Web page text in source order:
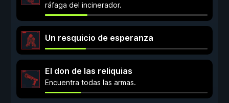
ráfaga del incinerador.
Un resquicio de esperanza
El don de las reliquias
Encuentra todas las armas.